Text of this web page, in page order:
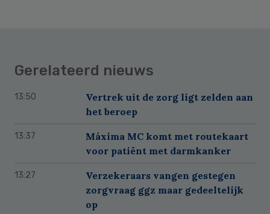
Gerelateerd nieuws
13:50
Vertrek uit de zorg ligt zelden aan
het beroep
13:37
Máxima MC komt met routekaart
voor patiënt met darmkanker
13:27
Verzekeraars vangen gestegen
zorgvraag ggz maar gedeeltelijk
op